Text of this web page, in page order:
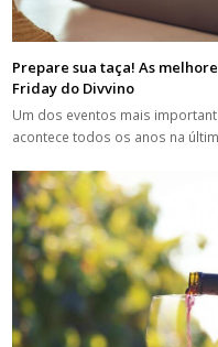
Prepare sua taça! As
Friday do Divvino
Um dos eventos mais
acontece todos os anos na